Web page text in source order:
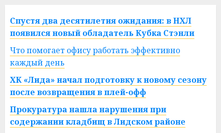
Спустя два десятилетия ожидания: в НХЛ
появился новый обладатель Кубка Стэнли
Что помогает офису работать эффективно
каждый день
ХК «Лида» начал подготовку к новому сезону
после возвращения в плей-офф
Прокуратура нашла нарушения при
содержании кладбищ в Лидском районе